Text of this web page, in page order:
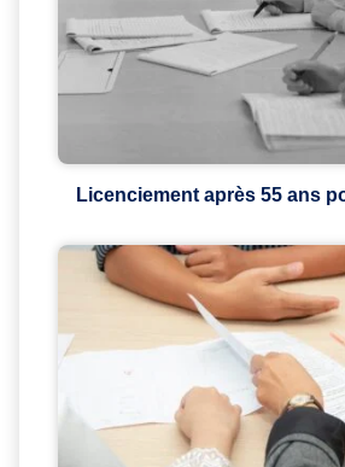
Licenciement après 55 ans